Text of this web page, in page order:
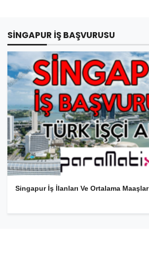
SINGAPUR IŞ BAŞVURUSU
Singapur İş İlanları Ve Ortalama Maaşlar